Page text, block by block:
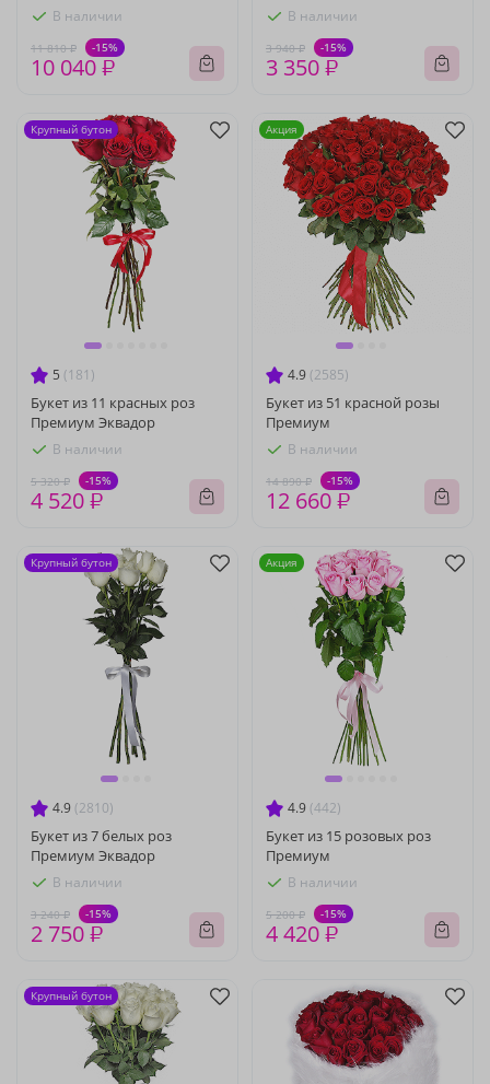
В наличии
11 810 ₽ -15%
10 040 ₽
В наличии
3 940 ₽ -15%
3 350 ₽
5 (181)
Букет из 11 красных роз
Премиум Эквадор
В наличии
5 320 ₽ -15%
4 520 ₽
Крупный бутон
4.9 (2585)
Букет из 51 красной розы
Премиум
В наличии
14 890 ₽ -15%
12 660 ₽
Акция
4.9 (2810)
Букет из 7 белых роз
Премиум Эквадор
В наличии
3 240 ₽ -15%
2 750 ₽
Крупный бутон
4.9 (442)
Букет из 15 розовых роз
Премиум
В наличии
5 200 ₽ -15%
4 420 ₽
Акция
Крупный бутон